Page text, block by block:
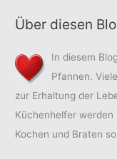
Über diesen
In diesem
Pfannen.
zur Erhaltung der
Küchenhelfer
Kochen und Braten